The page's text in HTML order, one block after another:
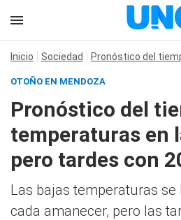
Inicio Sociedad Pronóstico del
OTOÑO EN MENDOZA
Pronóstico del
temperaturas en
pero tardes con
Las bajas temperaturas se
cada amanecer, pero las